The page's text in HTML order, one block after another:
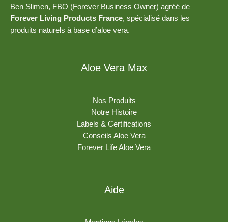
Ben Slimen, FBO (Forever Business Owner) agréé de
Forever Living Products France, spécialisé dans les
produits naturels à base d’aloe vera.
Aloe Vera Max
Nos Produits
Notre Histoire
Labels & Certifications
Conseils Aloe Vera
Forever Life Aloe Vera
Aide